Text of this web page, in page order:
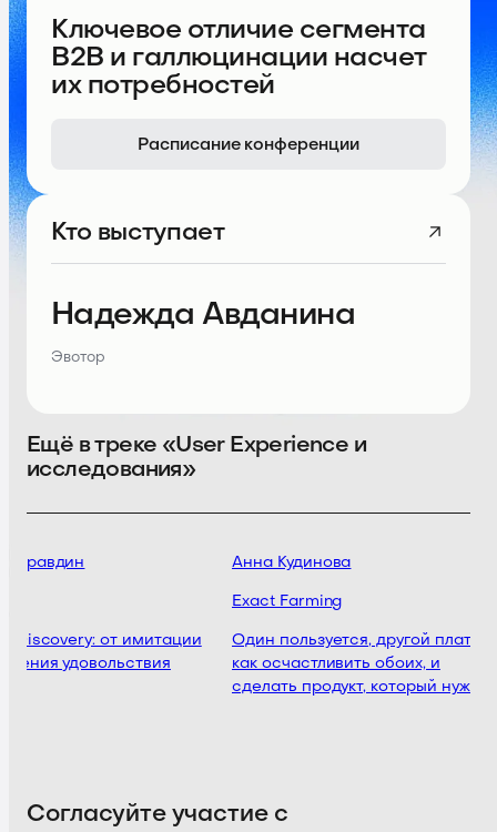
Ключевое отличие сегмента
B2B и галлюцинации насчет
их потребностей
Расписание конференции
Кто выступает
Надежда Авданина
Эвотор
Ещё в треке «User Experience и
исследования»
Правдин
Discovery: от имитации
удовольствия
Анна Кудинова
Exact Farming
Один пользуется, другой платит:
как осчастливить обоих, и
сделать продукт, который нужен
Согласуйте участие с